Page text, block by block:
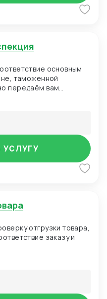
основным
таможенной
передаём вам
УСЛУГУ
отгрузки товара,
заказу и